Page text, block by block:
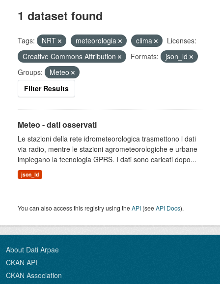
1 dataset found
Tags: NRT meteorologia clima
Licenses:
Creative Commons Attribution
Formats:
json_ld
Groups:
Meteo
Filter Results
Meteo - dati osservati
Le stazioni della rete idrometeorologica trasmettono i dati
via radio, mentre le stazioni agrometeorologiche e urbane
impiegano la tecnologia GPRS. I dati sono caricati dopo...
json_ld
You can also access this registry using theAPI (seeAPI Docs).
About Dati Arpae
CKAN API
CKAN Association